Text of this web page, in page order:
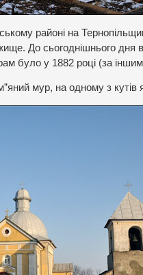
районі на
До сьогоднішнього дня
було у 1882 році (за
мур, на одному з кутів